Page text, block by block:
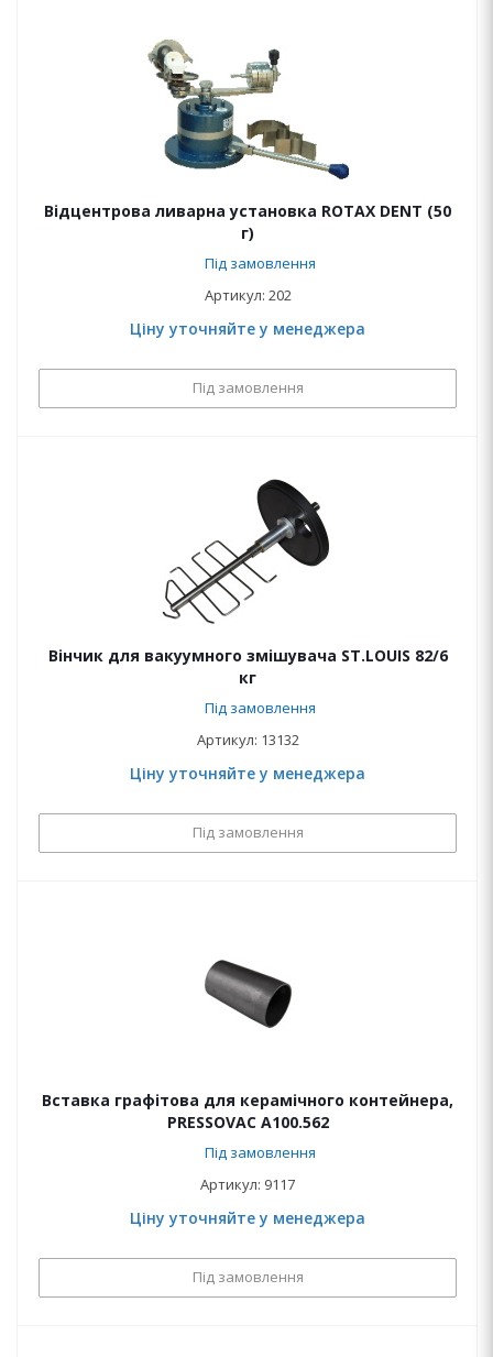
Відцентрова ливарна установка ROTAX DENT (50
г)
Під замовлення
Артикул: 202
Ціну уточняйте у менеджера
Під замовлення
Вінчик для вакуумного змішувача ST.LOUIS 82/6
кг
Під замовлення
Артикул: 13132
Ціну уточняйте у менеджера
Під замовлення
Вставка графітова для керамічного контейнера,
PRESSOVAC A100.562
Під замовлення
Артикул: 9117
Ціну уточняйте у менеджера
Під замовлення